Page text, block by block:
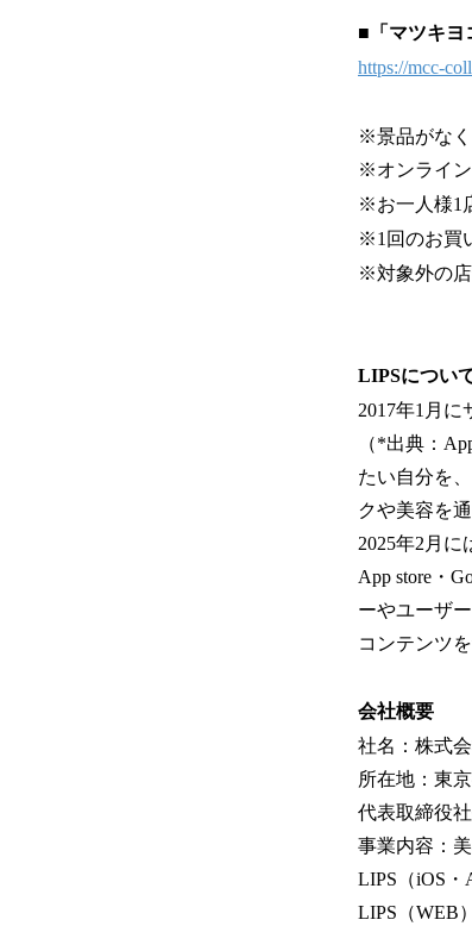
■「マツキヨ
https://mcc-
※景品がなく
※オンライン
※お一人様1
※1回のお買
※対象外の店
LIPSについ
2017年1月
（*出典：
たい自分を
クや美容を
2025年2月に
App store・
ーやユーザ
コンテンツ
会社概要
社名：株式
所在地：東
代表取締役
事業内容：
LIPS（iOS・
LIPS（WEB